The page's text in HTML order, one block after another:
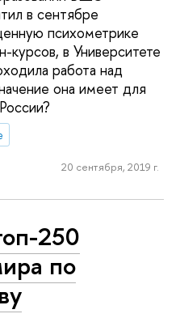
в сентябре
психометрике
курсов, в Университете
работа над
она имеет для
20 сентября, 2019 г.
250
по